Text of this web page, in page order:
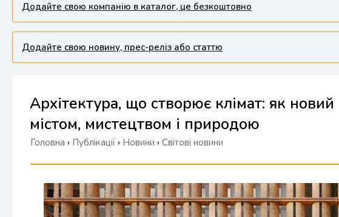
Додайте свою компанію в каталог, це безкоштовно
Додайте свою новину, прес-реліз або статтю
Архітектура, що створює клімат: як
містом, мистецтвом і природою
Головна › Публікації › Новини › Світові новини